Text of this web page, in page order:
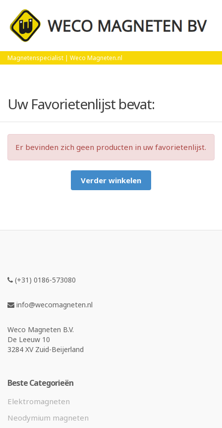
Magnetenspecialist | Weco Magneten.nl
Home
Uw Favorietenlijst bevat:
Er bevinden zich geen producten in uw favorietenlijst.
Verder winkelen
(+31) 0186-573080
info@wecomagneten.nl
Weco Magneten B.V.
De Leeuw 10
3284 XV Zuid-Beijerland
Beste Categorieën
Elektromagneten
Neodymium magneten